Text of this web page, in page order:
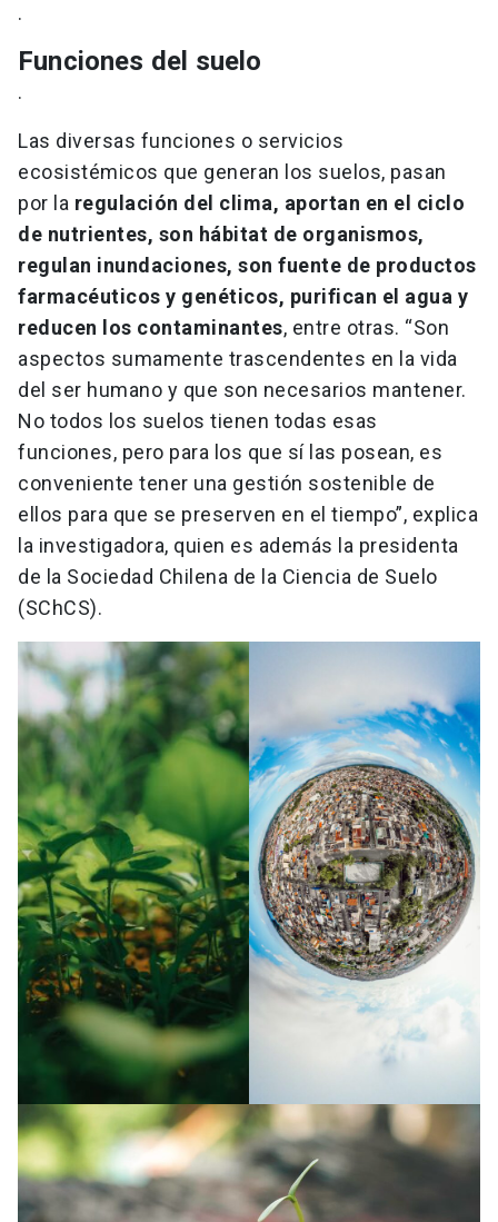
.
Funciones del suelo
.
Las diversas funciones o servicios
ecosistémicos que generan los suelos, pasan
por la regulación del clima, aportan en el ciclo
de nutrientes, son hábitat de organismos,
regulan inundaciones, son fuente de productos
farmacéuticos y genéticos, purifican el agua y
reducen los contaminantes, entre otras. “Son
aspectos sumamente trascendentes en la vida
del ser humano y que son necesarios mantener.
No todos los suelos tienen todas esas
funciones, pero para los que sí las posean, es
conveniente tener una gestión sostenible de
ellos para que se preserven en el tiempo”, explica
la investigadora, quien es además la presidenta
de la Sociedad Chilena de la Ciencia de Suelo
(SChCS).